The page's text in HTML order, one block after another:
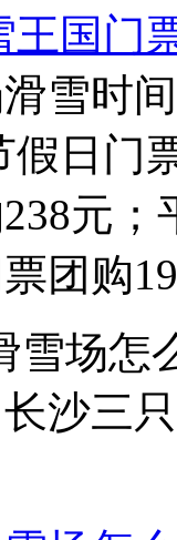
王国门
雪时
假日门
元
团购